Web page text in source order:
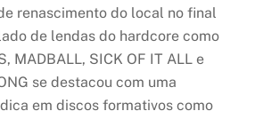
renascimento do local no final
de lendas do hardcore como
MADBALL, SICK OF IT ALL e
se destacou com uma
em discos formativos como